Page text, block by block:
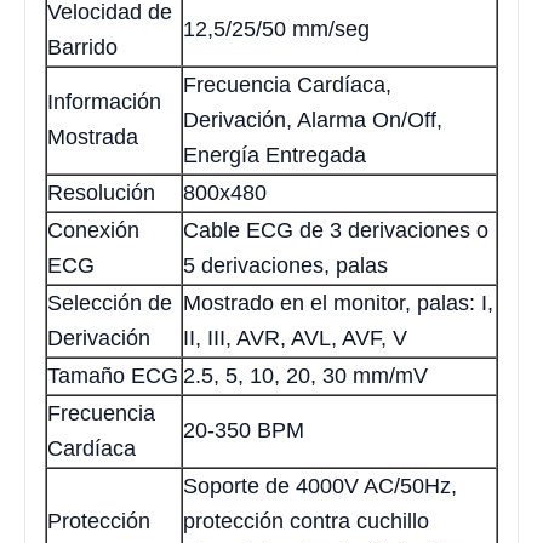
Velocidad de
Barrido
12,5/25/50 mm/seg
Información
Mostrada
Frecuencia Cardíaca,
Derivación, Alarma On/Off,
Energía Entregada
Resolución
800x480
Conexión
ECG
Cable ECG de 3 derivaciones o
5 derivaciones, palas
Selección de
Derivación
Mostrado en el monitor, palas: I,
II, III, AVR, AVL, AVF, V
Tamaño ECG 2.5, 5, 10, 20, 30 mm/mV
Frecuencia
Cardíaca
20-350 BPM
Protección
Soporte de 4000V AC/50Hz,
protección contra cuchillo